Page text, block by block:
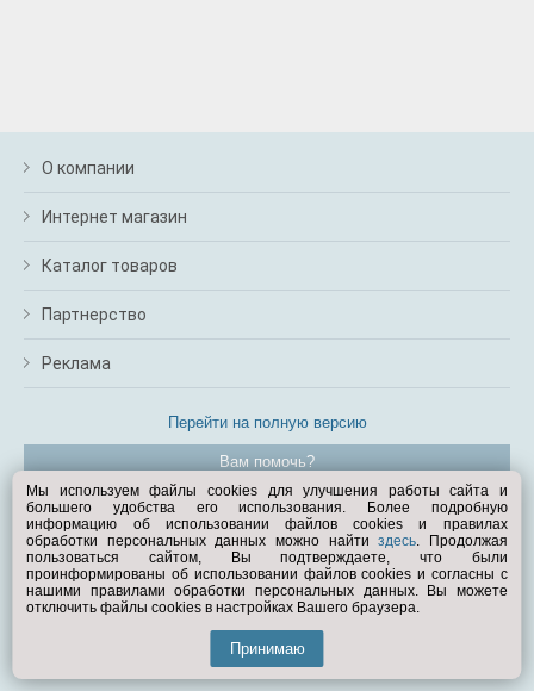
О компании
Интернет магазин
Каталог товаров
Партнерство
Реклама
Перейти на полную версию
Вам помочь?
© Exist.ru 1998—2026
Мы используем файлы cookies для улучшения работы сайта и
большего удобства его использования. Более подробную
информацию об использовании файлов cookies и правилах
обработки персональных данных можно найтиздесь. Продолжая
пользоваться сайтом, Вы подтверждаете, что были
проинформированы об использовании файлов cookies и согласны с
нашими правилами обработки персональных данных. Вы можете
отключить файлы cookies в настройках Вашего браузера.
Принимаю